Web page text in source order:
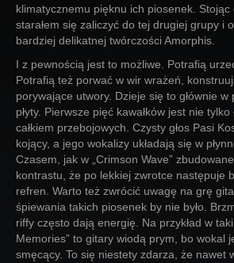
Login
klimatycznemu pięknu ich piosenek.
starałem się zaliczyć do tej drugiej grupy i
bardziej delikatnej twórczości Amorphis.
I z pewnością jest to możliwe. Potrafią
Potrafią też porwać w wir wrażeń,
porywające utwory. Dzieje się to głównie w
płyty. Pierwsze pięć kawałków jest nie tylko
całkiem przebojowych. Czysty głos Pasi
kojący, a jego wokalizy układają się w
Czasem, jak w „Crimson Wave”
kontrastu, że po lekkiej zwrotce następuje
refren. Warto też zwrócić uwagę na grę
śpiewania takich piosenek by nie było.
riffy często dają energię. Na przykład w
Memories” to gitary wiodą prym, bo wokal
smęcący. To się niestety zdarza, że nawet